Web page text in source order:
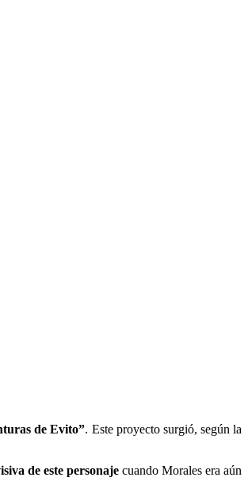
de Evito”. Este proyecto surgió, según la
de este personajecuando Morales era aún